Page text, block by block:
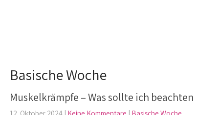
Basische Woche
Muskelkrämpfe – Was sollte ich beachten